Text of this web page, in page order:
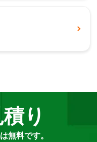
り
無料です。